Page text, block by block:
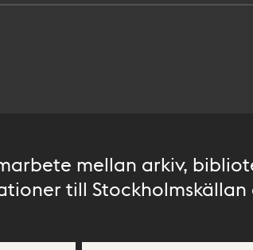
mellan arkiv,
till Stockholmskällan